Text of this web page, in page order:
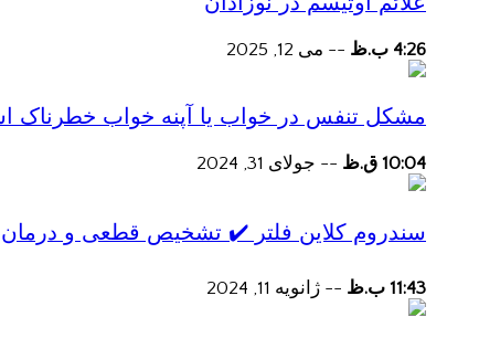
4:26 ب.ظ -- می 12, 2025
مشکل تنفس در خواب یا آپنه خواب خطرناک
10:04 ق.ظ -- جولای 31, 2024
سندروم کلاین فلتر ✔️ تشخیص قطعی و درمان
11:43 ب.ظ -- ژانویه 11, 2024